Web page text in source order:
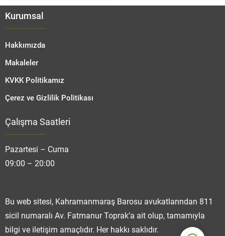
Kurumsal
Hakkımızda
Makaleler
KVKK Politikamız
Çerez ve Gizlilik Politikası
Çalışma Saatleri
Pazartesi – Cuma
09:00 – 20:00
Bu web sitesi, Kahramanmaraş Barosu avukatlarından 811
sicil numaralı Av. Fatmanur Toprak’a ait olup, tamamıyla
bilgi ve iletişim amaçlıdır. Her hakkı saklıdır.
Cevap Yaz